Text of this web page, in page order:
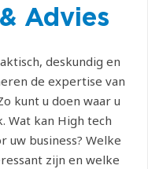
Advies
deskundig en
de expertise van
kunt u doen waar u
Wat kan High tech
uw business? Welke
zijn en welke